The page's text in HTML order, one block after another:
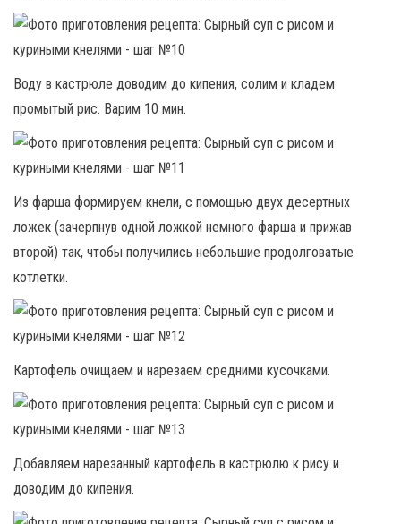
Воду в кастрюле доводим до кипения, солим и кладем
промытый рис. Варим 10 мин.
Из фарша формируем кнели, с помощью двух десертных
ложек (зачерпнув одной ложкой немного фарша и прижав
второй) так, чтобы получились небольшие продолговатые
котлетки.
Картофель очищаем и нарезаем средними кусочками.
Добавляем нарезанный картофель в кастрюлю к рису и
доводим до кипения.